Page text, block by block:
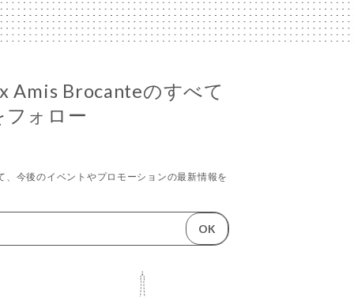
Amis Brocanteのすべて
フォロー
、今後のイベントやプロモーションの最新情報を
OK